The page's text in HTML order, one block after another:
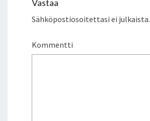
Vastaa
Sähköpostiosoitettasi ei julkaista.
Kommentti